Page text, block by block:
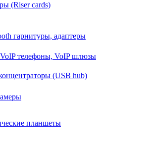
(Riser cards)
гарнитуры, адаптеры
телефоны, VoIP шлюзы
(USB hub)
планшеты